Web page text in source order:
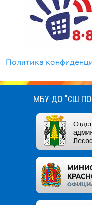
Политика
МБУ ДО "СШ